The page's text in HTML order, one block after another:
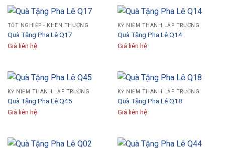
TỐT NGHIỆP - KHEN THƯỞNG
Quà Tặng Pha Lê Q17
Giá liên hệ
KỶ NIỆM THÀNH LẬP TRƯỜNG
Quà Tặng Pha Lê Q14
Giá liên hệ
KỶ NIỆM THÀNH LẬP TRƯỜNG
Quà Tặng Pha Lê Q45
Giá liên hệ
KỶ NIỆM THÀNH LẬP TRƯỜNG
Quà Tặng Pha Lê Q18
Giá liên hệ